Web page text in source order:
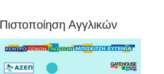
Πιστοποίηση Αγγλικών